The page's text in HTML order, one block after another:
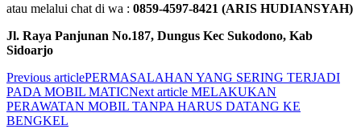
atau melalui chat di wa : 0859-4597-8421 (ARIS HUDIANSYAH)
Jl. Raya Panjunan No.187, Dungus Kec Sukodono, Kab
Sidoarjo
Previous articlePERMASALAHAN YANG SERING TERJADI
PADA MOBIL MATICNext article MELAKUKAN
PERAWATAN MOBIL TANPA HARUS DATANG KE
BENGKEL